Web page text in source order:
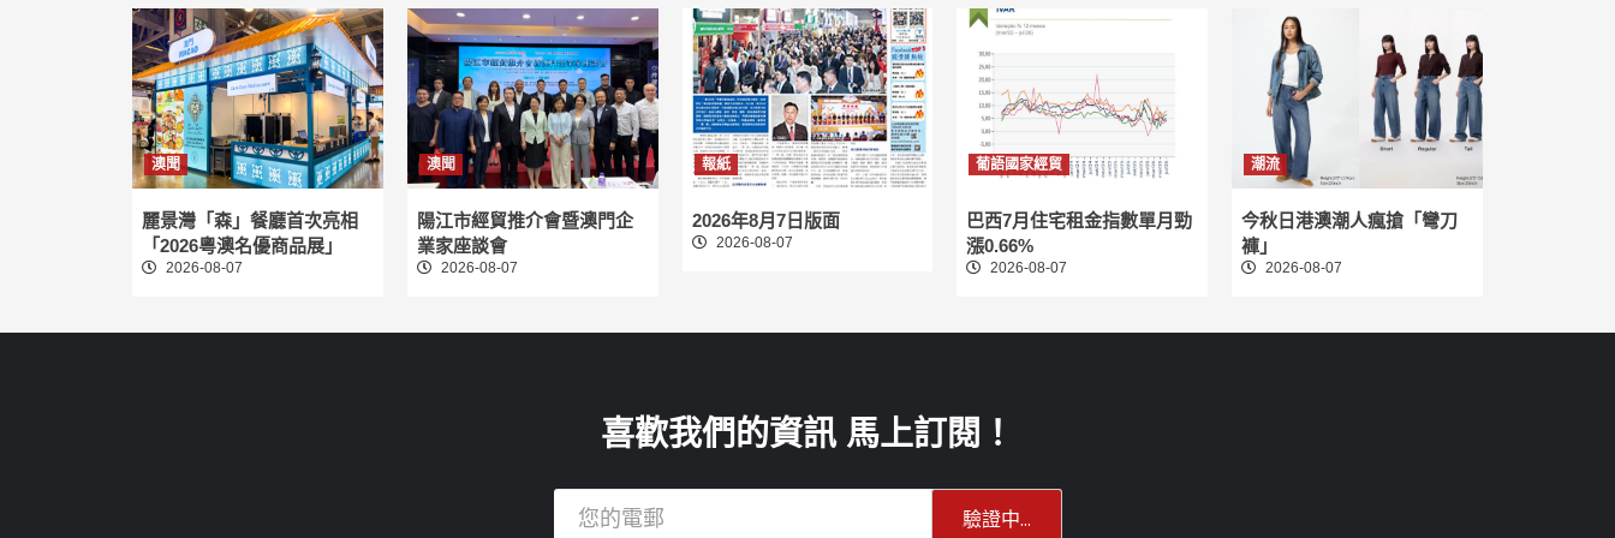
澳聞
麗景灣「森」餐廳首次亮相
「2026粵澳名優商品展」
2026-08-07
澳聞
陽江市經貿推介會暨澳門企
業家座談會
2026-08-07
報紙
2026年8月7日版面
2026-08-07
葡語國家經貿
巴西7月住宅租金指數單月勁
漲0.66%
2026-08-07
潮流
今秋日港澳潮人瘋搶「彎刀
褲」
2026-08-07
喜歡我們的資訊 馬上訂閱！